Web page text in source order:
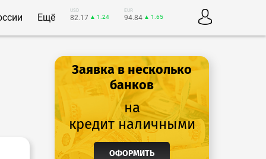
Ещё
USD
82.17 ▲ 1.24
EUR
94.84 ▲ 1.65
Заявка в несколько
банков
на
кредит наличными
ОФОРМИТЬ